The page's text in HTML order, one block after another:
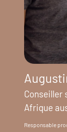
Conseiller
Afrique
Responsable